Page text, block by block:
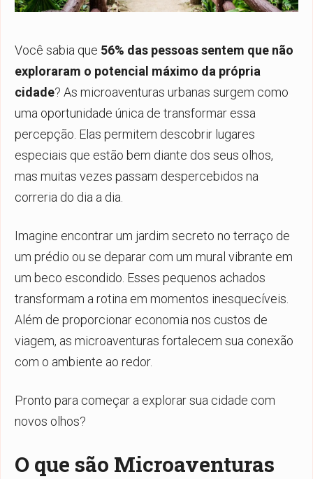
Você sabia que 56% das pessoas sentem que não
exploraram o potencial máximo da própria
cidade? As microaventuras urbanas surgem como
uma oportunidade única de transformar essa
percepção. Elas permitem descobrir lugares
especiais que estão bem diante dos seus olhos,
mas muitas vezes passam despercebidos na
correria do dia a dia.
Imagine encontrar um jardim secreto no terraço de
um prédio ou se deparar com um mural vibrante em
um beco escondido. Esses pequenos achados
transformam a rotina em momentos inesquecíveis.
Além de proporcionar economia nos custos de
viagem, as microaventuras fortalecem sua conexão
com o ambiente ao redor.
Pronto para começar a explorar sua cidade com
novos olhos?
O que são Microaventuras